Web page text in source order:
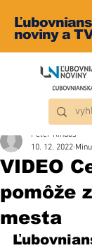
noviny a
VIDEO
pomôže
mesta
Peter Rindoš
10. 12. 2022